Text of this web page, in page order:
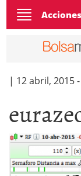
Toggle
navigation
| 12 abril, 2015-